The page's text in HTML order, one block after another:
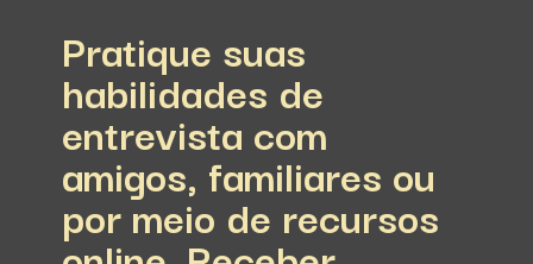
Pratique suas
habilidades de
entrevista com
amigos, familiares ou
por meio de recursos